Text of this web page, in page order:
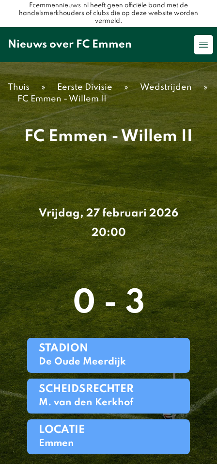
Fcemmennieuws.nl heeft geen officiële band met de
handelsmerkhouders of clubs die op deze website worden
vermeld.
Nieuws over FC Emmen
Thuis » Eerste Divisie » Wedstrijden
»
FC Emmen - Willem II
FC Emmen - Willem II
Vrijdag, 27 februari 2026
20:00
0 - 3
STADION
De Oude Meerdijk
SCHEIDSRECHTER
M. van den Kerkhof
LOCATIE
Emmen